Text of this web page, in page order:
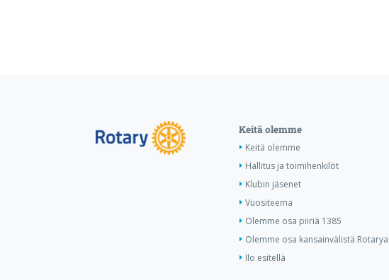
Keitä olemme
Keitä olemme
Hallitus ja toimihenkilöt
Klubin jäsenet
Vuositeema
Olemme osa piiriä 1385
Olemme osa kansainvälistä Rotarya
Ilo esitellä